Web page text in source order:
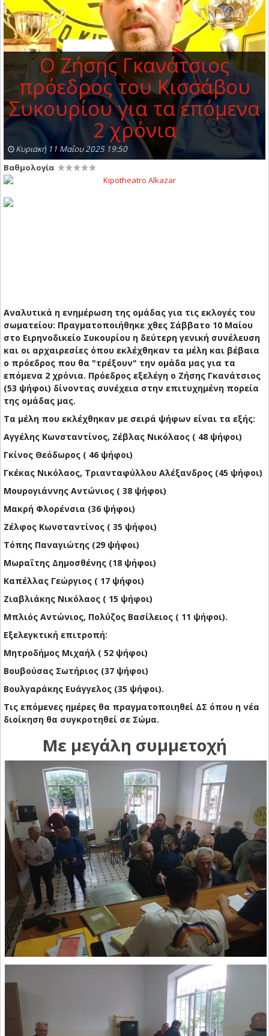
Ο Ζήσης Γκανάτσιος
πρόεδρος του Κισσάβου
Συκουρίου για τα επόμενα
2 χρόνια
Κυριακή 11 Μαΐου 2025 19:50
Βαθμολογία
Αναλυτικά η ενημέρωση της ομάδας για τις εκλογές του
σωματείου: Πραγματοποιήθηκε χθες Σάββατο 10 Μαίου
στο Ειρηνοδικείο Συκουρίου η δεύτερη γενική συνέλευση
και οι αρχαιρεσίες όπου εκλέχθηκαν τα μέλη και βέβαια
ο πρόεδρος που θα "τρέξουν" την ομάδα μας για τα
επόμενα 2 χρόνια. Πρόεδρος εξελέγη ο Ζήσης Γκανάτσιος
(53 ψήφοι) δίνοντας συνέχεια στην επιτυχημένη πορεία
της ομάδας μας.
Τα μέλη που εκλέχθηκαν με σειρά ψήφων είναι τα εξής:
Αγγέλης Κωνσταντίνος, Ζέβλας Νικόλαος ( 48 ψήφοι)
Γκίνος Θεόδωρος ( 46 ψήφοι)
Γκέκας Νικόλαος, Τριανταφύλλου Αλέξανδρος (45 ψήφοι)
Μουρογιάννης Αντώνιος ( 38 ψήφοι)
Μακρή Φλορένσια (36 ψήφοι)
Ζέλφος Κωνσταντίνος ( 35 ψήφοι)
Τόπης Παναγιώτης (29 ψήφοι)
Μωραΐτης Δημοσθένης (18 ψήφοι)
Καπέλλας Γεώργιος ( 17 ψήφοι)
Ζιαβλιάκης Νικόλαος ( 15 ψήφοι)
Μπλιός Αντώνιος, Πολύζος Βασίλειος ( 11 ψήφοι).
Εξελεγκτική επιτροπή:
Μητροδήμος Μιχαήλ ( 52 ψήφοι)
Βουβούσας Σωτήριος (37 ψήφοι)
Βουλγαράκης Ευάγγελος (35 ψήφοι).
Τις επόμενες ημέρες θα πραγματοποιηθεί ΔΣ όπου η νέα
διοίκηση θα συγκροτηθεί σε Σώμα.
Με μεγάλη συμμετοχή